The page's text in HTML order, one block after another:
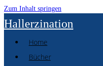
Zum Inhalt springen
Hallerzination
Home
Bücher